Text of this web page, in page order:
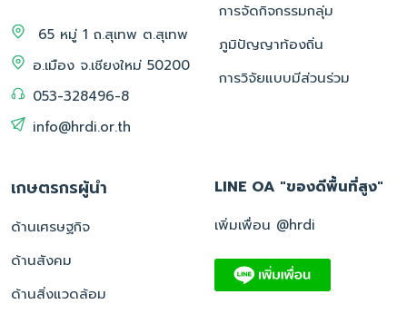
65 หมู่ 1 ถ.สุเทพ ต.สุเทพ
อ.เมือง จ.เชียงใหม่ 50200
053-328496-8
info@hrdi.or.th
การจัดกิจกรรมกลุ่ม
ภูมิปัญญาท้องถิ่น
การวิจัยแบบมีส่วนร่วม
เกษตรกรผู้นำ
ด้านเศรษฐกิจ
ด้านสังคม
ด้านสิ่งแวดล้อม
LINE OA "ของดีพื้นที่สูง"
เพิ่มเพื่อน @hrdi